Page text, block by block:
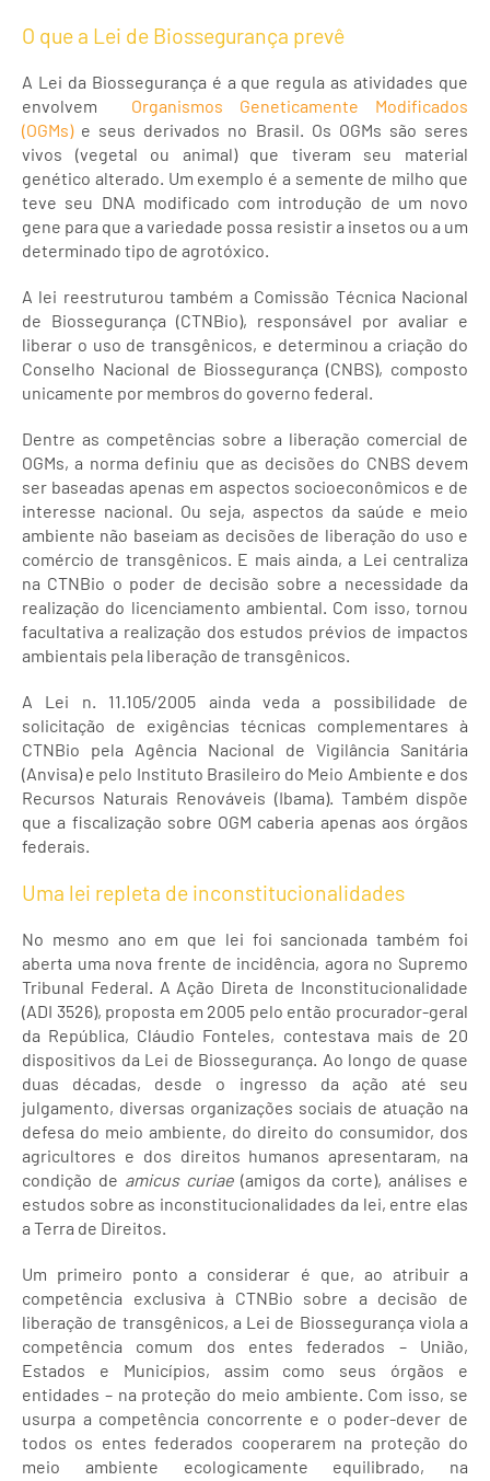
O que a Lei de Biossegurança prevê
A Lei da Biossegurança é a que regula as atividades que
envolvem Organismos Geneticamente Modificados
(OGMs)e seus derivados no Brasil. Os OGMs são seres
vivos (vegetal ou animal) que tiveram seu material
genético alterado. Um exemplo é a semente de milho que
teve seu DNA modificado com introdução de um novo
gene para que a variedade possa resistir a insetos ou a um
determinado tipo de agrotóxico.
A lei reestruturou também a Comissão Técnica Nacional
de Biossegurança (CTNBio), responsável por avaliar e
liberar o uso de transgênicos, e determinou a criação do
Conselho Nacional de Biossegurança (CNBS), composto
unicamente por membros do governo federal.
Dentre as competências sobre a liberação comercial de
OGMs, a norma definiu que as decisões do CNBS devem
ser baseadas apenas em aspectos socioeconômicos e de
interesse nacional. Ou seja, aspectos da saúde e meio
ambiente não baseiam as decisões de liberação do uso e
comércio de transgênicos. E mais ainda, a Lei centraliza
na CTNBio o poder de decisão sobre a necessidade da
realização do licenciamento ambiental. Com isso, tornou
facultativa a realização dos estudos prévios de impactos
ambientais pela liberação de transgênicos.
A Lei n. 11.105/2005 ainda veda a possibilidade de
solicitação de exigências técnicas complementares à
CTNBio pela Agência Nacional de Vigilância Sanitária
(Anvisa) e pelo Instituto Brasileiro do Meio Ambiente e dos
Recursos Naturais Renováveis (Ibama). Também dispõe
que a fiscalização sobre OGM caberia apenas aos órgãos
federais.
Uma lei repleta de inconstitucionalidades
No mesmo ano em que lei foi sancionada também foi
aberta uma nova frente de incidência, agora no Supremo
Tribunal Federal. A Ação Direta de Inconstitucionalidade
(ADI 3526), proposta em 2005 pelo então procurador-geral
da República, Cláudio Fonteles, contestava mais de 20
dispositivos da Lei de Biossegurança. Ao longo de quase
duas décadas, desde o ingresso da ação até seu
julgamento, diversas organizações sociais de atuação na
defesa do meio ambiente, do direito do consumidor, dos
agricultores e dos direitos humanos apresentaram, na
condição de amicus curiae(amigos da corte), análises e
estudos sobre as inconstitucionalidades da lei, entre elas
a Terra de Direitos.
Um primeiro ponto a considerar é que, ao atribuir a
competência exclusiva à CTNBio sobre a decisão de
liberação de transgênicos, a Lei de Biossegurança viola a
competência comum dos entes federados – União,
Estados e Municípios, assim como seus órgãos e
entidades – na proteção do meio ambiente. Com isso, se
usurpa a competência concorrente e o poder-dever de
todos os entes federados cooperarem na proteção do
meio ambiente ecologicamente equilibrado, na